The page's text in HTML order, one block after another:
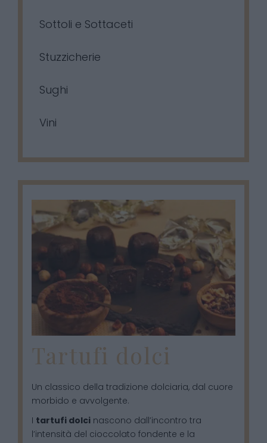
Sottoli e Sottaceti
Stuzzicherie
Sughi
Vini
Tartufi dolci
Un classico della tradizione dolciaria, dal cuore
morbido e avvolgente.
I tartufi dolci nascono dall’incontro tra
l’intensità del cioccolato fondente e la